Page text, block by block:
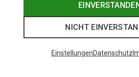
NICHT
EinstellungenDatenschutz